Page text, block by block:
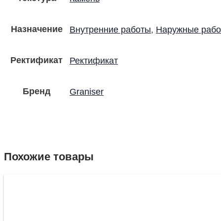
Назначение Внутренние работы, Наружные
Ректификат Ректификат
Бренд Graniser
Похожие товары